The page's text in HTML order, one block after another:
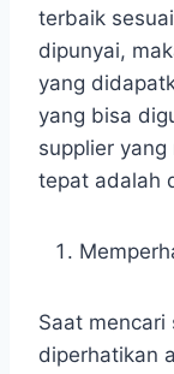
terbaik
dipunyai,
yang
yang bisa
supplier
tepat adalah
Saat mencari
diperhatikan